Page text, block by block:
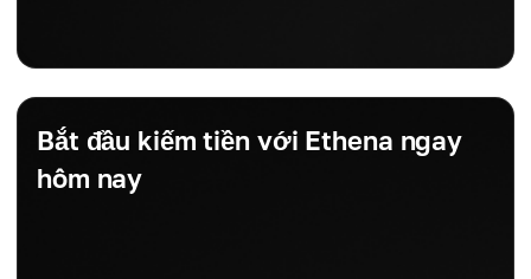
Bắt đầu kiếm tiền với Ethena ngay
hôm nay